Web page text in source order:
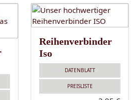
Reihenverbinder
Iso
DATENBLATT
PREISLISTE